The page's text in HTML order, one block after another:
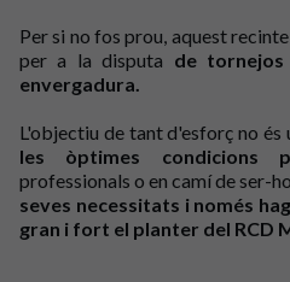
Per si no fos prou, aquest
per a la disputa de
envergadura.
L'objectiu de tant d'esforç no és
les òptimes condicions
professionals o en camí de ser-
seves necessitats i només
gran i fort el planter del RCD